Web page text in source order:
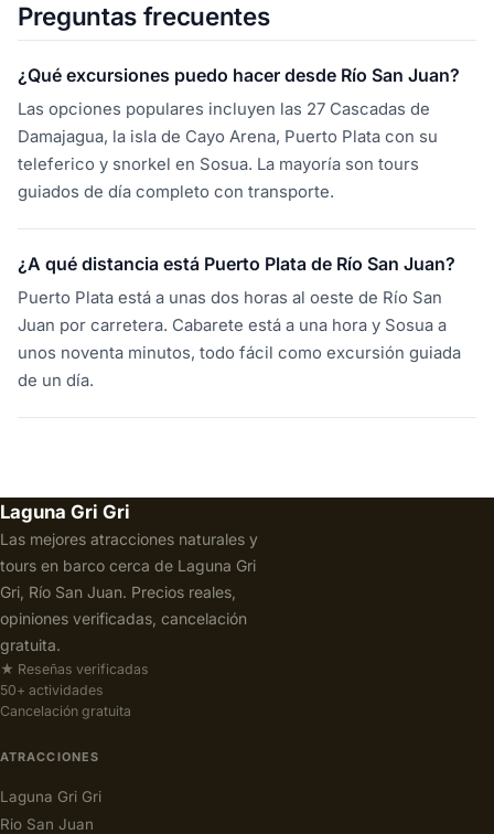
Preguntas frecuentes
¿Qué excursiones puedo hacer desde Río San Juan?
Las opciones populares incluyen las 27 Cascadas de
Damajagua, la isla de Cayo Arena, Puerto Plata con su
teleferico y snorkel en Sosua. La mayoría son tours
guiados de día completo con transporte.
¿A qué distancia está Puerto Plata de Río San Juan?
Puerto Plata está a unas dos horas al oeste de Río San
Juan por carretera. Cabarete está a una hora y Sosua a
unos noventa minutos, todo fácil como excursión guiada
de un día.
Laguna Gri Gri
Las mejores atracciones naturales y
tours en barco cerca de Laguna Gri
Gri, Río San Juan. Precios reales,
opiniones verificadas, cancelación
gratuita.
★ Reseñas verificadas
50+ actividades
Cancelación gratuita
ATRACCIONES
Laguna Gri Gri
Rio San Juan